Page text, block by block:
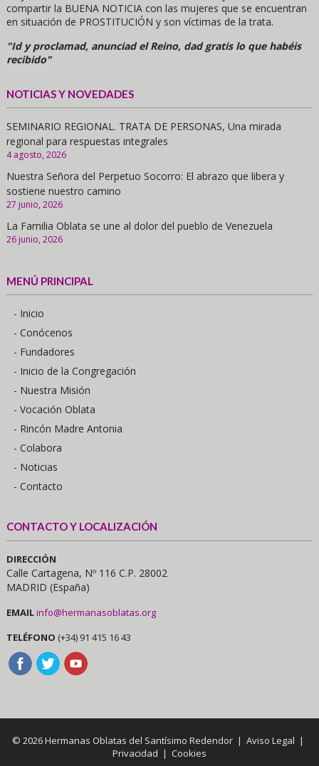
compartir la BUENA NOTICIA con las mujeres que se encuentran
en situación de PROSTITUCIÓN y son víctimas de la trata.
"Id y proclamad, anunciad el Reino, dad gratis lo que habéis
recibido"
NOTICIAS Y NOVEDADES
SEMINARIO REGIONAL. TRATA DE PERSONAS, Una mirada
regional para respuestas integrales
4 agosto, 2026
Nuestra Señora del Perpetuo Socorro: El abrazo que libera y
sostiene nuestro camino
27 junio, 2026
La Familia Oblata se une al dolor del pueblo de Venezuela
26 junio, 2026
MENÚ PRINCIPAL
- Inicio
- Conócenos
- Fundadores
- Inicio de la Congregación
- Nuestra Misión
- Vocación Oblata
- Rincón Madre Antonia
- Colabora
- Noticias
- Contacto
CONTACTO Y LOCALIZACIÓN
DIRECCIÓN
Calle Cartagena, Nº 116 C.P. 28002
MADRID (España)
EMAILinfo@hermanasoblatas.org
TELÉFONO (+34) 91 415 16 43
© 2026 Hermanas Oblatas del Santísimo Redendor |Aviso Legal |
Privacidad | Cookies